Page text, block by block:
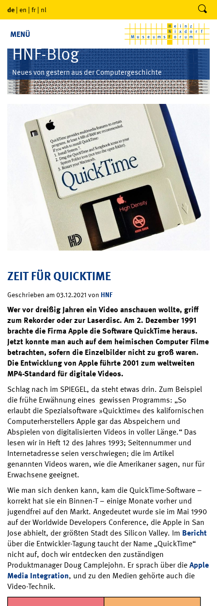
de | en | fr | nl
MENÜ
HNF-Blog
Neues von gestern aus der Computergeschichte
ZEIT FÜR QUICKTIME
Geschrieben am 03.12.2021 von HNF
Wer vor dreißig Jahren ein Video anschauen wollte, griff
zum Rekorder oder zur Laserdisc. Am 2. Dezember 1991
brachte die Firma Apple die Software QuickTime heraus.
Jetzt konnte man auch auf dem heimischen Computer Filme
betrachten, sofern die Einzelbilder nicht zu groß waren.
Die Entwicklung von Apple führte 2001 zum weltweiten
MP4-Standard für digitale Videos.
Schlag nach im SPIEGEL, da steht etwas drin. Zum Beispiel
die frühe Erwähnung eines gewissen Programms: „So
erlaubt die Spezialsoftware »Quicktime« des kalifornischen
Computerherstellers Apple gar das Abspeichern und
Abspielen von digitalisierten Videos in voller Länge.“ Das
lesen wir in Heft 12 des Jahres 1993; Seitennummer und
Internetadresse seien verschwiegen; die im Artikel
genannten Videos waren, wie die Amerikaner sagen, nur für
Erwachsene geeignet.
Wie man sich denken kann, kam die QuickTime-Software –
korrekt hat sie ein Binnen-T – einige Monate vorher und
jugendfrei auf den Markt. Angedeutet wurde sie im Mai 1990
auf der Worldwide Developers Conference, die Apple in San
Jose abhielt, der größten Stadt des Silicon Valley. Im Bericht
über die Entwickler-Tagung taucht der Name „QuickTime“
nicht auf, doch wir entdecken den zuständigen
Produktmanager Doug Camplejohn. Er sprach über dieApple
Media Integration, und zu den Medien gehörte auch die
Video-Technik.